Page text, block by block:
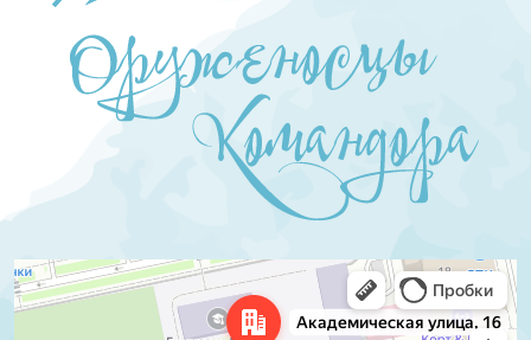
Екатеринбург
Академическая улица, 16 — Яндекс.Карты